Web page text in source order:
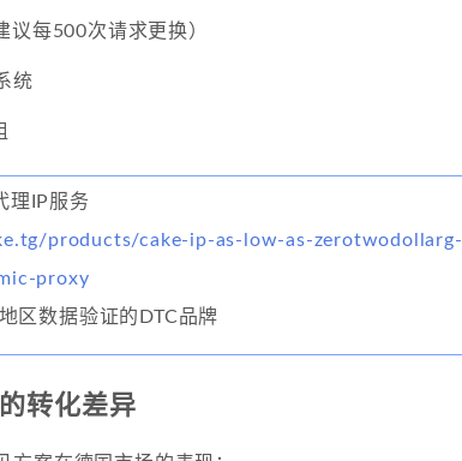
议每500次请求更换）
统
理IP服务
products/cake-ip-as-low-as-zerotwodollarg-
proxy
区数据验证的DTC品牌
转化差异